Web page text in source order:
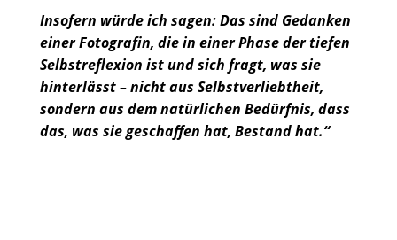
Insofern würde ich sagen: Das sind Gedanken
einer Fotografin, die in einer Phase der tiefen
Selbstreflexion ist und sich fragt, was sie
hinterlässt – nicht aus Selbstverliebtheit,
sondern aus dem natürlichen Bedürfnis, dass
das, was sie geschaffen hat, Bestand hat.“